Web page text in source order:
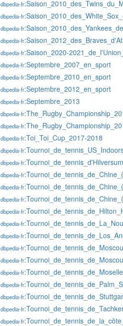
dbpedia-fr
dbpedia-fr
dbpedia-fr
dbpedia-fr
dbpedia-fr:Saison_2020-
dbpedia-fr:Septembre_2007_en_sport
dbpedia-fr:Septembre_2010_en_sport
dbpedia-fr:Septembre_2012_en_sport
dbpedia-fr:Septembre_2013
dbpedia-fr
dbpedia-fr
dbpedia-fr:Toi_Toi_Cup_2017-2018
dbpedia-fr
dbpedia-fr
dbpedia-fr
dbpedia-fr
dbpedia-fr
dbpedia-fr
dbpedia-fr
dbpedia-fr
dbpedia-fr
dbpedia-fr
dbpedia-fr
dbpedia-fr
dbpedia-fr
dbpedia-fr
dbpedia-fr